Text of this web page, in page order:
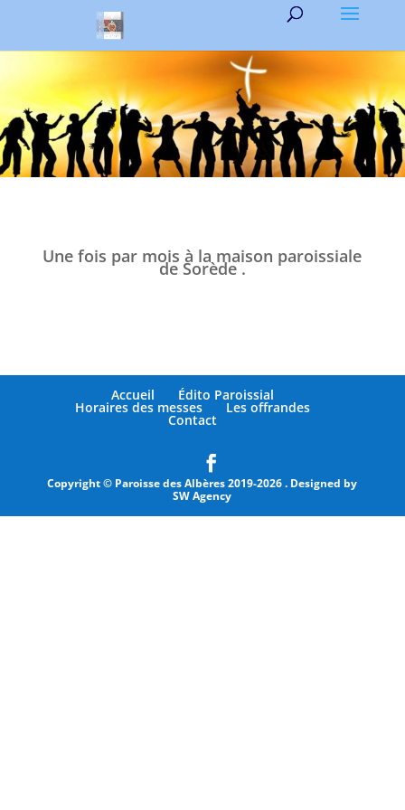
Une fois par mois à la maison paroissiale
de Sorède .
Accueil Édito Paroissial
Horaires des messes Les offrandes
Contact
Copyright © Paroisse des Albères 2019-2026 . Designed by
SW Agency